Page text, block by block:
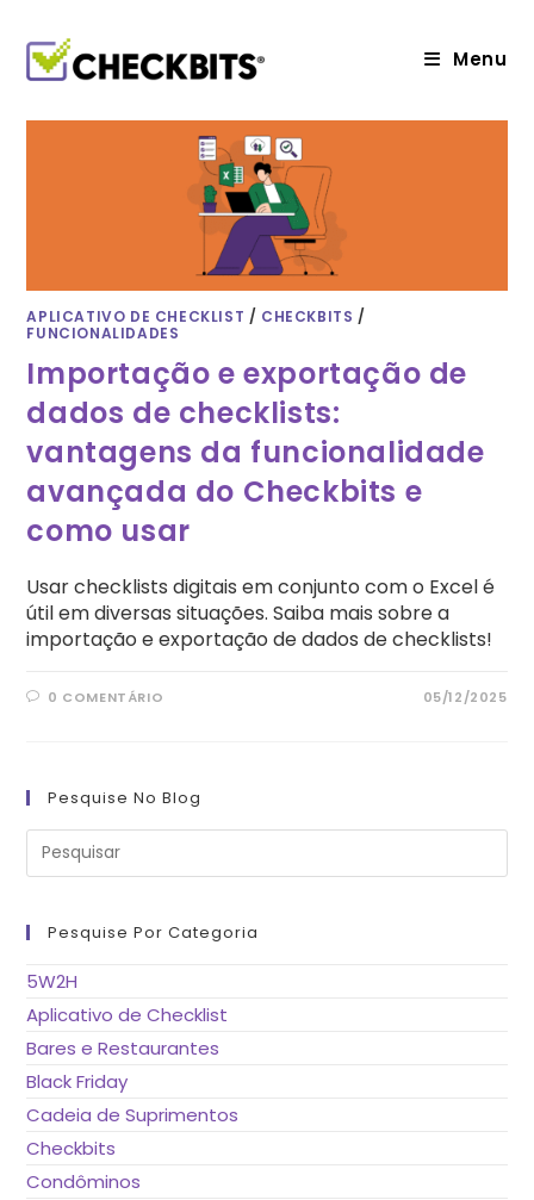
conteúdo
Menu
APLICATIVO DE CHECKLIST / CHECKBITS /
FUNCIONALIDADES
Importação e exportação de
dados de checklists:
vantagens da funcionalidade
avançada do Checkbits e
como usar
Usar checklists digitais em conjunto com o Excel é
útil em diversas situações. Saiba mais sobre a
importação e exportação de dados de checklists!
0 COMENTÁRIO 05/12/2025
Pesquise No Blog
Pesquise Por Categoria
5W2H
Aplicativo de Checklist
Bares e Restaurantes
Black Friday
Cadeia de Suprimentos
Checkbits
Condôminos